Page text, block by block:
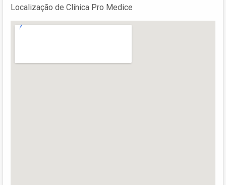
Localização de Clínica Pro Medice